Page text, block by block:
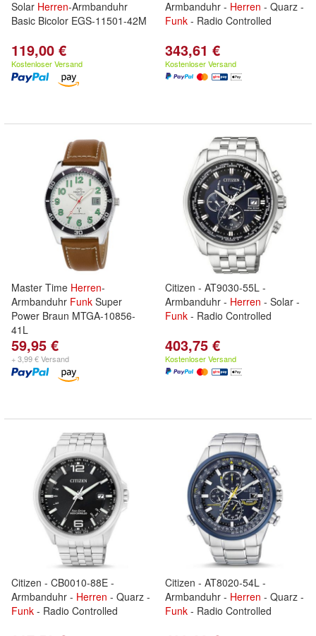
Solar Herren-Armbanduhr
Basic Bicolor EGS-11501-42M
119,00 €
Kostenloser Versand
Armbanduhr - Herren - Quarz -
Funk - Radio Controlled
343,61 €
Kostenloser Versand
Master Time Herren-
Armbanduhr Funk Super
Power Braun MTGA-10856-
41L
59,95 €
+ 3,99 € Versand
Citizen - AT9030-55L -
Armbanduhr - Herren - Solar -
Funk - Radio Controlled
403,75 €
Kostenloser Versand
Citizen - CB0010-88E -
Armbanduhr - Herren - Quarz -
Funk - Radio Controlled
Citizen - AT8020-54L -
Armbanduhr - Herren - Quarz -
Funk - Radio Controlled